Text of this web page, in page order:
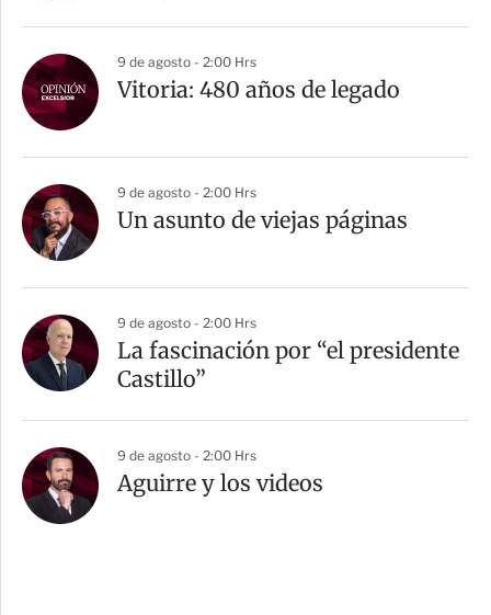
9 de agosto - 2:00 Hrs
Vitoria: 480 años de legado
9 de agosto - 2:00 Hrs
Un asunto de viejas páginas
9 de agosto - 2:00 Hrs
La fascinación por “el presidente
Castillo”
9 de agosto - 2:00 Hrs
Aguirre y los videos